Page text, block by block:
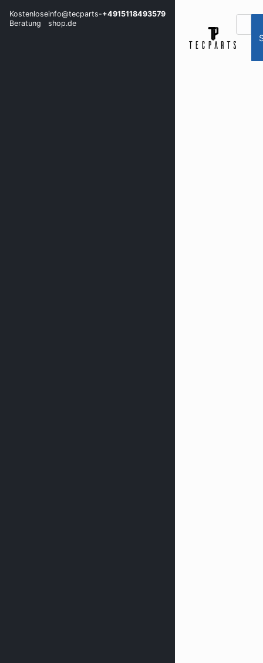
Kostenlose
Beratung
info@tecparts-
shop.de
+4915118493579